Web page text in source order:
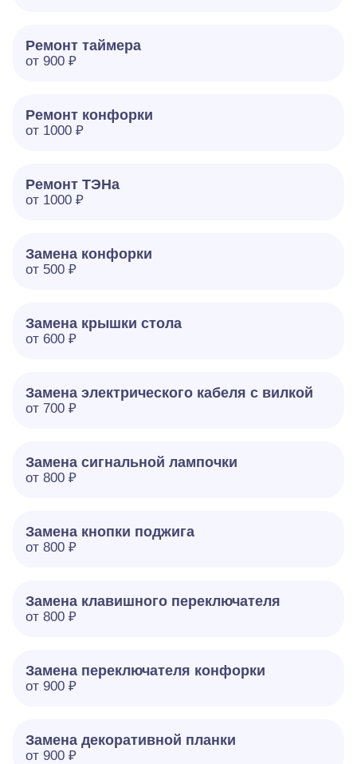
Ремонт таймера
от 900 ₽
Ремонт конфорки
от 1000 ₽
Ремонт ТЭНа
от 1000 ₽
Замена конфорки
от 500 ₽
Замена крышки стола
от 600 ₽
Замена электрического кабеля с вилкой
от 700 ₽
Замена сигнальной лампочки
от 800 ₽
Замена кнопки поджига
от 800 ₽
Замена клавишного переключателя
от 800 ₽
Замена переключателя конфорки
от 900 ₽
Замена декоративной планки
от 900 ₽